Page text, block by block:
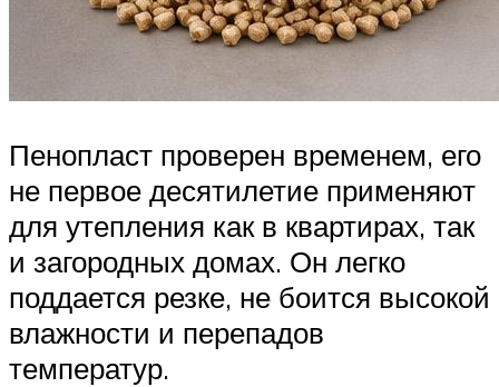
Пенопласт проверен временем, его
не первое десятилетие применяют
для утепления как в квартирах, так
и загородных домах. Он легко
поддается резке, не боится высокой
влажности и перепадов
температур.